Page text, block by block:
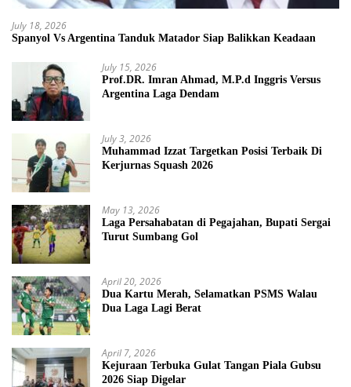
July 18, 2026
Spanyol Vs Argentina Tanduk Matador Siap Balikkan Keadaan
July 15, 2026
Prof.DR. Imran Ahmad, M.P.d Inggris Versus
Argentina Laga Dendam
July 3, 2026
Muhammad Izzat Targetkan Posisi Terbaik Di
Kerjurnas Squash 2026
May 13, 2026
Laga Persahabatan di Pegajahan, Bupati Sergai
Turut Sumbang Gol
April 20, 2026
Dua Kartu Merah, Selamatkan PSMS Walau
Dua Laga Lagi Berat
April 7, 2026
Kejuraan Terbuka Gulat Tangan Piala Gubsu
2026 Siap Digelar